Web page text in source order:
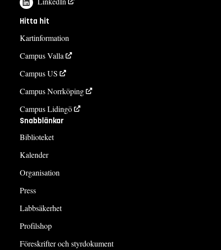
Hitta hit
Kartinformation
Campus Valla
Campus US
Campus Norrköping
Campus Lidingö
Snabblänkar
Biblioteket
Kalender
Organisation
Press
Labbsäkerhet
Profilshop
Föreskrifter och styrdokument